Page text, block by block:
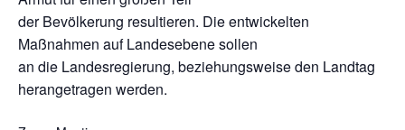
der Bevölkerung resultieren. Die entwickelten
Maßnahmen auf Landesebene sollen
an die Landesregierung, beziehungsweise den Landtag
herangetragen werden.